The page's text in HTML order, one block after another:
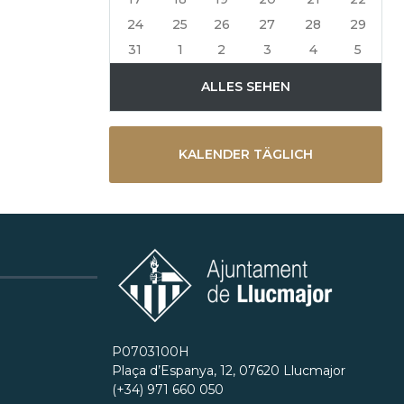
24
25 26 27 28 29
31
1 2 3 4 5
ALLES SEHEN
KALENDER TÄGLICH
P0703100H
Plaça d’Espanya, 12, 07620 Llucmajor
(+34) 971 660 050